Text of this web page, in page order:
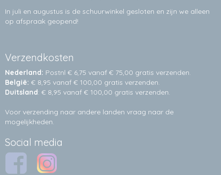
In juli en augustus is de schuurwinkel gesloten en zijn we alleen
op afspraak geopend!
Verzendkosten
Nederland: Postnl € 6,75 vanaf € 75,00 gratis verzenden.
België: € 8,95 vanaf € 100,00 gratis verzenden.
Duitsland: € 8,95 vanaf € 100,00 gratis verzenden.
Voor verzending naar andere landen vraag naar de
mogelijkheden.
Social media